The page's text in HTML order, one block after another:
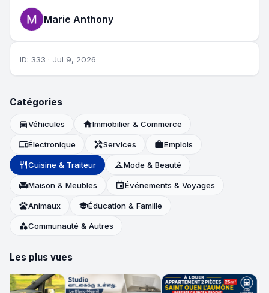
Marie Anthony
ID: 333 · Jul 9, 2026
Catégories
directions_carVéhicules homeImmobilier & Commerce
devicesÉlectronique handymanServices workEmplois
restaurantCuisine & Traiteur checkroomMode & Beauté
chairMaison & Meubles eventÉvénements & Voyages
petsAnimaux schoolÉducation & Famille
categoryCommunauté & Autres
Les plus vues